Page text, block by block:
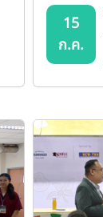
15
ก.ค.